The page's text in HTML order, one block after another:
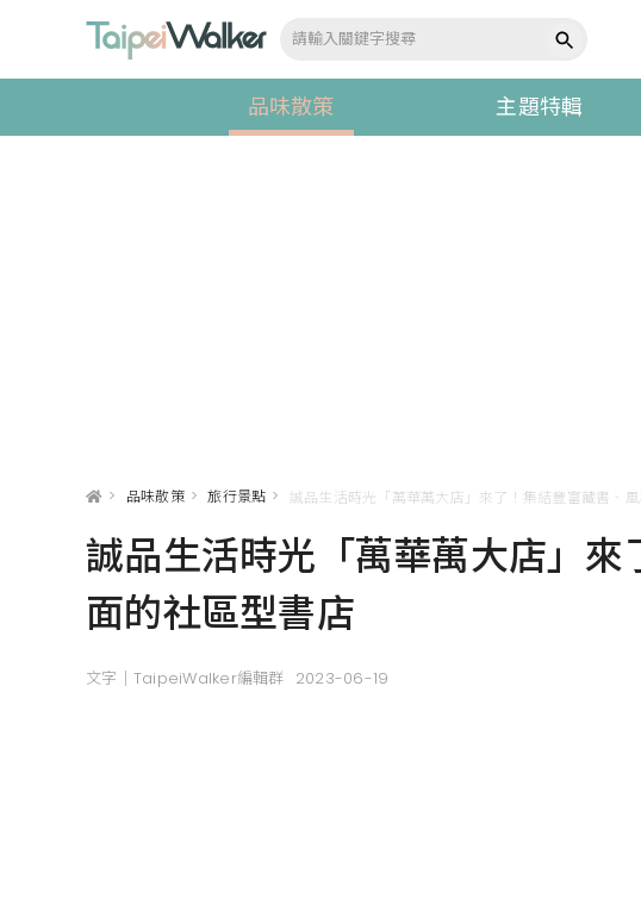
品味散策 主題特輯
> 品味散策 > 旅行景點 > 誠品生活時光「萬華萬大店」來了！集結豐富藏書、
誠品生活時光「萬華萬大店」
面的社區型書店
文字｜TaipeiWalker編輯群 2023-06-19